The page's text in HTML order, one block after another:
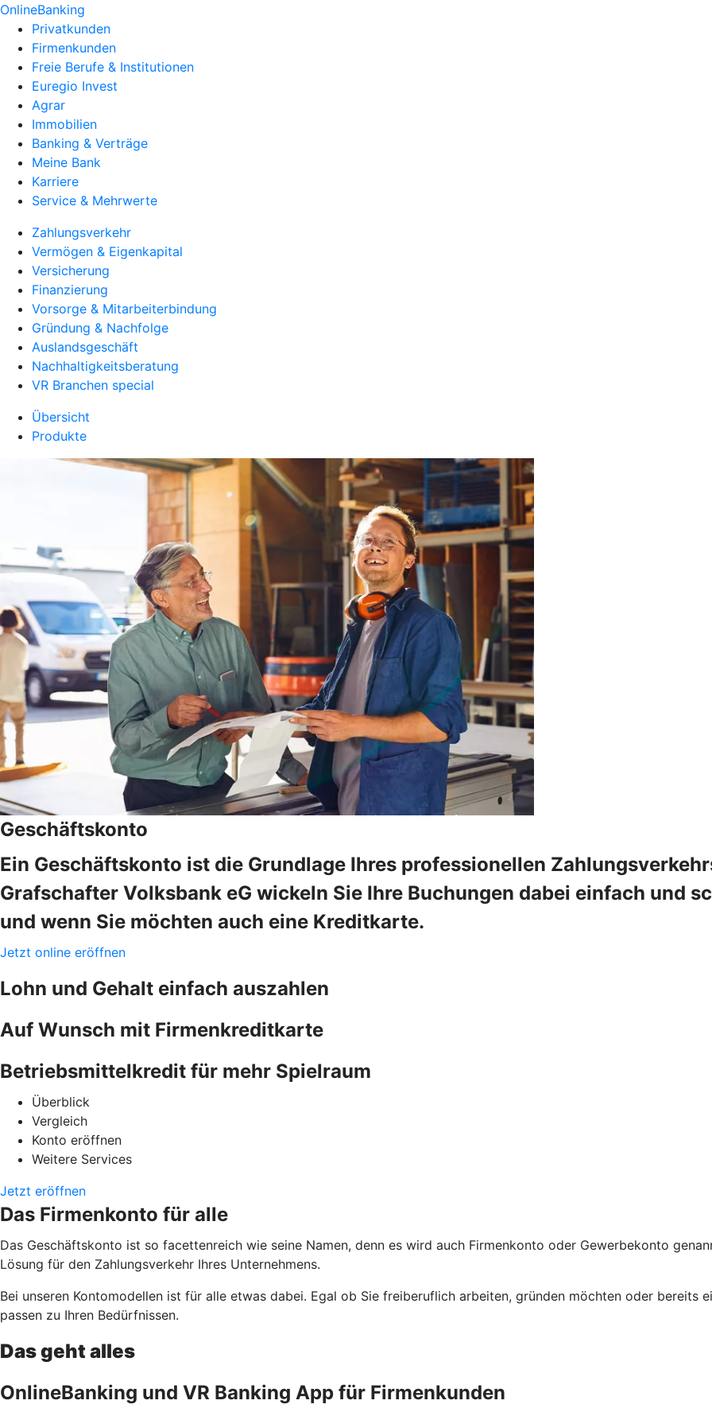
OnlineBanking
Privatkunden
Firmenkunden
Freie Berufe & Institutionen
Euregio Invest
Agrar
Immobilien
Banking & Verträge
Meine Bank
Karriere
Service & Mehrwerte
Zahlungsverkehr
Vermögen & Eigenkapital
Versicherung
Finanzierung
Vorsorge & Mitarbeiterbindung
Gründung & Nachfolge
Auslandsgeschäft
Nachhaltigkeitsberatung
VR Branchen special
Übersicht
Produkte
Geschäftskonto
Ein Geschäftskonto ist die Grundlage Ihres professionellen
Grafschafter Volksbank eG wickeln Sie Ihre Buchungen dabei einfach und
und wenn Sie möchten auch eine Kreditkarte.
Jetzt online eröffnen
Lohn und Gehalt einfach auszahlen
Auf Wunsch mit Firmenkreditkarte
Betriebsmittelkredit für mehr Spielraum
Überblick
Vergleich
Konto eröffnen
Weitere Services
Jetzt eröffnen
Das Firmenkonto für alle
Das Geschäftskonto ist so facettenreich wie seine Namen, denn es wird auch Firmenkonto oder Gewerbekonto
Lösung für den Zahlungsverkehr Ihres Unternehmens.
Bei unseren Kontomodellen ist für alle etwas dabei. Egal ob Sie freiberuflich arbeiten, gründen möchten oder bereits
passen zu Ihren Bedürfnissen.
Das geht alles
OnlineBanking und VR Banking App für Firmenkunden